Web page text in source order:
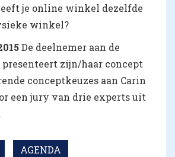
je online winkel dezelfde
winkel?
De deelnemer aan de
presenteert zijn/haar concept
conceptkeuzes aan Carin
een jury van drie experts uit
AGENDA